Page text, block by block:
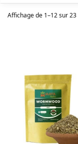
Affichage de 1–12 sur